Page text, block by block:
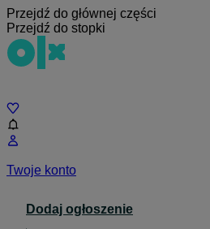
Przejdź do głównej części
Przejdź do stopki
Twoje konto
Dodaj ogłoszenie